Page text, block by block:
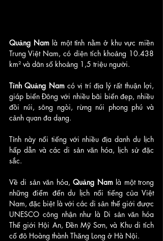
Quảng Nam là một tỉnh nằm ở khu vực miền
Trung Việt Nam, có diện tích khoảng 10.438
km² và dân số khoảng 1,5 triệu người.
Tỉnh Quảng Nam có vị trí địa lý rất thuận lợi,
giáp biển Đông với nhiều bãi biển đẹp, nhiều
đồi núi, sông ngòi, rừng núi phong phú và
cảnh quan đa dạng.
Tỉnh này nổi tiếng với nhiều địa danh du lịch
hấp dẫn và các di sản văn hóa, lịch sử đặc
sắc.
Về di sản văn hóa, Quảng Nam là một trong
những điểm đến du lịch nổi tiếng của Việt
Nam, đặc biệt là với các di sản thế giới được
UNESCO công nhận như là Di sản văn hóa
Thế giới Hội An, Đền Mỹ Sơn, và Khu di tích
cố đô Hoàng thành Thăng Long ở Hà Nội.